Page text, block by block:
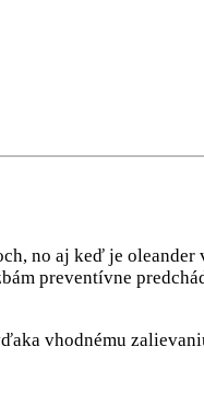
no aj keď je
preventívne
vhodnému